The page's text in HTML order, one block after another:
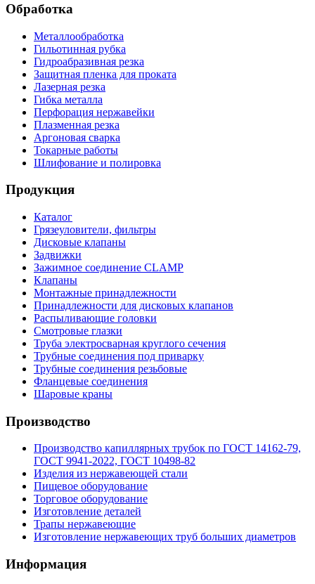
Обработка
Металлообработка
Гильотинная рубка
Гидроабразивная резка
Защитная пленка для проката
Лазерная резка
Гибка металла
Перфорация нержавейки
Плазменная резка
Аргоновая сварка
Токарные работы
Шлифование и полировка
Продукция
Каталог
Грязеуловители, фильтры
Дисковые клапаны
Задвижки
Зажимное соединение CLAMP
Клапаны
Монтажные принадлежности
Принадлежности для дисковых клапанов
Распыливающие головки
Смотровые глазки
Труба электросварная круглого сечения
Трубные соединения под приварку
Трубные соединения резьбовые
Фланцевые соединения
Шаровые краны
Производство
Производство капиллярных трубок по ГОСТ 14162-79,
ГОСТ 9941-2022, ГОСТ 10498-82
Изделия из нержавеющей стали
Пищевое оборудование
Торговое оборудование
Изготовление деталей
Трапы нержавеющие
Изготовление нержавеющих труб больших диаметров
Информация